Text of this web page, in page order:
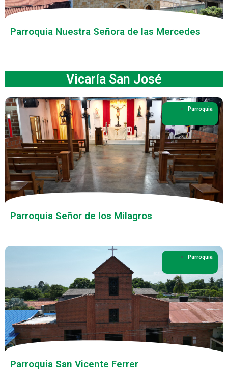
Parroquia Nuestra Señora de las Mercedes
Vicaría San José
Parroquia
Parroquia Señor de los Milagros
Parroquia
Parroquia San Vicente Ferrer